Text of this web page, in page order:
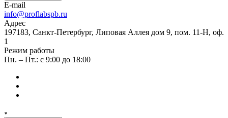
E-mail
info@proflabspb.ru
Адрес
197183, Санкт-Петербург, Липовая Аллея дом 9, пом. 11-Н, оф.
1
Режим работы
Пн. – Пт.: с 9:00 до 18:00